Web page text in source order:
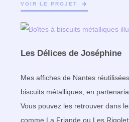
VOIR LE PROJET
Les Délices de Joséphine
Mes affiches de Nantes
biscuits métalliques, en
Vous pouvez les retrouver dans
comme La Friande ou Les